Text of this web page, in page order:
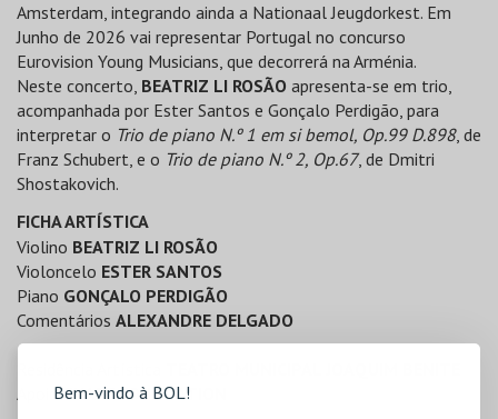
Bem-vindo à BOL!
Amsterdam, integrando ainda a Nationaal Jeugdorkest. Em
Junho de 2026 vai representar Portugal no concurso
Eurovision Young Musicians, que decorrerá na Arménia.
Neste concerto, BEATRIZ LI ROSÃO apresenta-se em trio,
acompanhada por Ester Santos e Gonçalo Perdigão, para
interpretar o Trio de piano N.º 1 em si bemol, Op.99 D.898, de
Franz Schubert, e o Trio de piano N.º 2, Op.67, de Dmitri
Shostakovich.
FICHA ARTÍSTICA
Violino BEATRIZ LI ROSÃO
Violoncelo ESTER SANTOS
Piano GONÇALO PERDIGÃO
Comentários ALEXANDRE DELGADO
ApoioSHARE FOUNDATION